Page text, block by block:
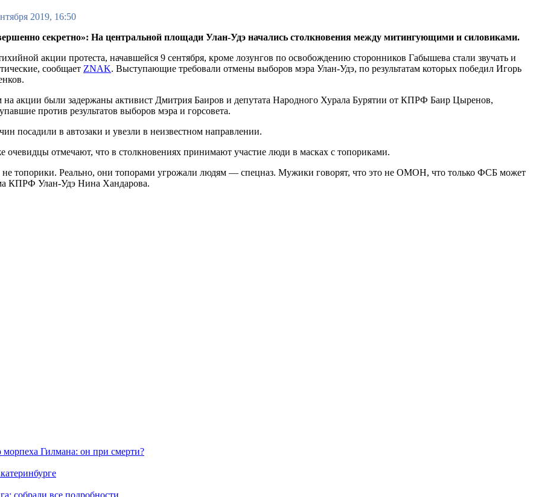
2019, 16:50
секретно»: На центральной площади Улан-Удэ начались столкновения между митингующими и силовиками.
акции протеста, начавшейся 9 сентября, кроме лозунгов по освобождению сторонников Габышева стали звучать и
сообщает ZNAK. Выступающие требовали отмены выборов мэра Улан-Удэ, по результатам которых победил Игорь
на акции были задержаны активист Дмитрия Баиров и депутата Народного Хурала Бурятии от КПРФ Баир Цыренов,
против результатов выборов мэра и горсовета.
посадили в автозаки и увезли в неизвестном направлении.
очевидцы отмечают, что в столкновениях принимают участие люди в масках с топориками.
не топорики. Реально, они топорами угрожали людям — спецназ. Мужики говорят, что это не ОМОН, что только ФСБ может
КПРФ Улан-Удэ Нина Хандарова.
Гилмана: он при смерти?
собрали все подробности